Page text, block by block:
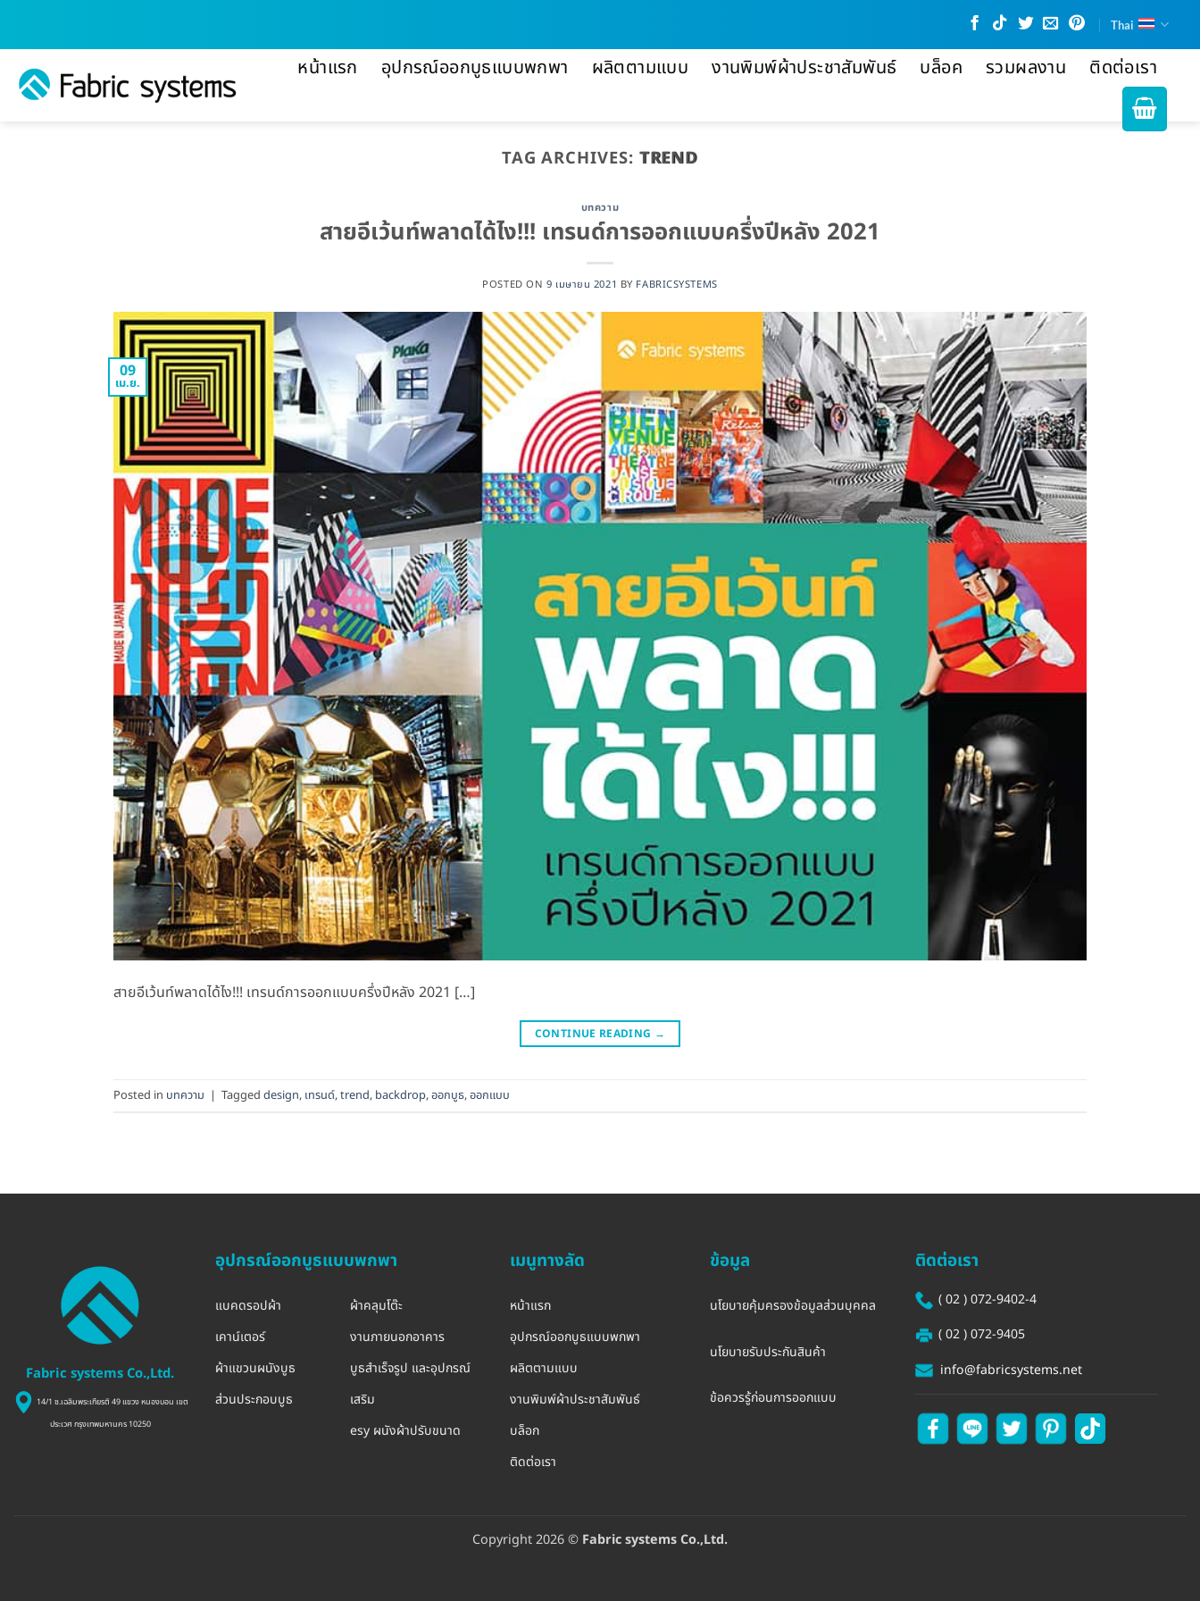
ยัง
เนื้อหา
Thai
หน้าแรก อุปกรณ์ออกบูธแบบพกพา ผลิตตามแบบ งานพิมพ์ผ้าประชาสัมพันธ์ บล็อค รวมผลงาน ติดต่อเรา
TAG ARCHIVES: TREND
บทความ
สายอีเว้นท์พลาดได้ไง!!! เทรนด์การออกแบบครึ่งปีหลัง 2021
POSTED ON 9 เมษายน 2021 BY FABRICSYSTEMS
09
เม.ย.
สายอีเว้นท์พลาดได้ไง!!! เทรนด์การออกแบบครึ่งปีหลัง 2021 […]
CONTINUE READING →
Posted in บทความ | Tagged design, เทรนด์,trend, backdrop,ออกบูธ,ออกแบบ
Fabric systems Co.,Ltd.
14/1 ซ.เฉลิมพระเกียรติ 49 แขวง หนองบอน เขต
ประเวศ กรุงเทพมหานคร 10250
อุปกรณ์ออกบูธแบบพกพา
แบคดรอปผ้า
เคาน์เตอร์
ผ้าแขวนผนังบูธ
ส่วนประกอบบูธ
ผ้าคลุมโต๊ะ
งานภายนอกอาคาร
บูธสำเร็จรูป และอุปกรณ์
เสริม
esy ผนังผ้าปรับขนาด
เมนูทางลัด
หน้าแรก
อุปกรณ์ออกบูธแบบพกพา
ผลิตตามแบบ
งานพิมพ์ผ้าประชาสัมพันธ์
บล็อก
ติดต่อเรา
ข้อมูล
นโยบายคุ้มครองข้อมูลส่วนบุคคล
นโยบายรับประกันสินค้า
ข้อควรรู้ก่อนการออกแบบ
ติดต่อเรา
( 02 ) 072-9402-4
( 02 ) 072-9405
info@fabricsystems.net
Copyright 2026 © Fabric systems Co.,Ltd.